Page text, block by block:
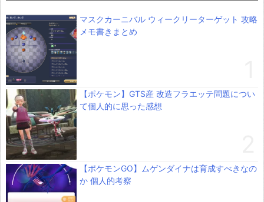
マスクカーニバル ウィークリーターゲット 攻略
メモ書きまとめ
【ポケモン】GTS産 改造フラエッテ問題につい
て個人的に思った感想
【ポケモンGO】ムゲンダイナは育成すべきなの
か 個人的考察